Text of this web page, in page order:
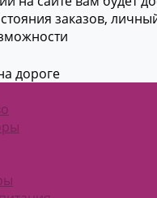
заказов,
дороге